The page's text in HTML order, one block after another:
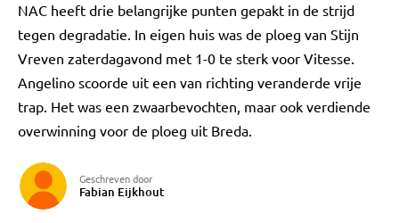
NAC heeft drie belangrijke punten gepakt in de strijd
tegen degradatie. In eigen huis was de ploeg van Stijn
Vreven zaterdagavond met 1-0 te sterk voor Vitesse.
Angelino scoorde uit een van richting veranderde vrije
trap. Het was een zwaarbevochten, maar ook verdiende
overwinning voor de ploeg uit Breda.
Geschreven door
Fabian Eijkhout